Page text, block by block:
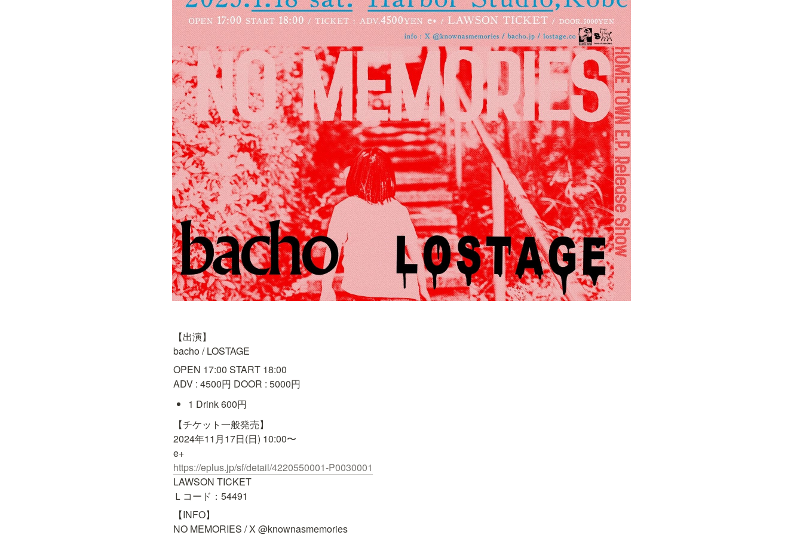
【出演】
bacho / LOSTAGE
OPEN 17:00 START 18:00
ADV : 4500円 DOOR : 5000円
1 Drink 600円
【チケット一般発売】
2024年11月17日(日) 10:00〜
https://eplus.jp/sf/detail/4220550001-P0030001
LAWSON TICKET
Ｌコード：54491
【INFO】